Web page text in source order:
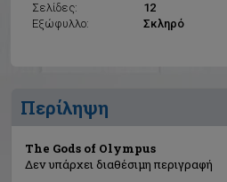
Σελίδες:
12
Εξώφυλλο:
Σκληρό
Περίληψη
The Gods of Olympus
Δεν υπάρχει διαθέσιμη περιγραφή